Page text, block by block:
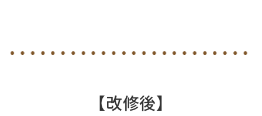
【改修後】